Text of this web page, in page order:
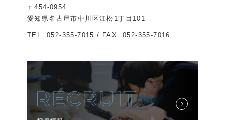
〒454-0954
愛知県名古屋市中川区江松1丁目101
TEL. 052-355-7015 / FAX. 052-355-7016